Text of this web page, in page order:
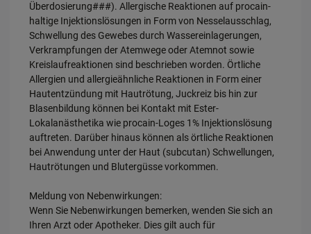
Überdosierung###). Allergische Reaktionen auf procain-
haltige Injektionslösungen in Form von Nesselausschlag,
Schwellung des Gewebes durch Wassereinlagerungen,
Verkrampfungen der Atemwege oder Atemnot sowie
Kreislaufreaktionen sind beschrieben worden. Örtliche
Allergien und allergieähnliche Reaktionen in Form einer
Hautentzündung mit Hautrötung, Juckreiz bis hin zur
Blasenbildung können bei Kontakt mit Ester-
Lokalanästhetika wie procain-Loges 1% Injektionslösung
auftreten. Darüber hinaus können als örtliche Reaktionen
bei Anwendung unter der Haut (subcutan) Schwellungen,
Hautrötungen und Blutergüsse vorkommen.
Meldung von Nebenwirkungen:
Wenn Sie Nebenwirkungen bemerken, wenden Sie sich an
Ihren Arzt oder Apotheker. Dies gilt auch für